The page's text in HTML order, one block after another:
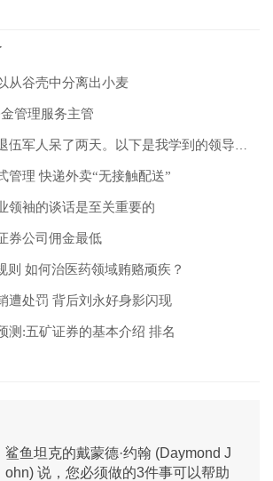
从谷壳中分离出小麦
管理服务主管
管理 快递外卖“无接触配送”
领袖的谈话是至关重要的
券公司佣金最低
则 如何治医药领域贿赂顽疾？
遭处罚 背后刘永好身影闪现
测:五矿证券的基本介绍 排名
鲨鱼坦克的戴蒙德·约翰 (Daymond J
ohn) 说，您必须做的3件事可以帮助